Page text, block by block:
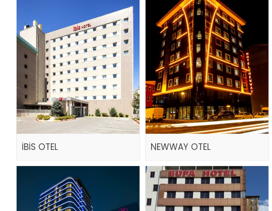
İBİS OTEL NEWWAY OTEL